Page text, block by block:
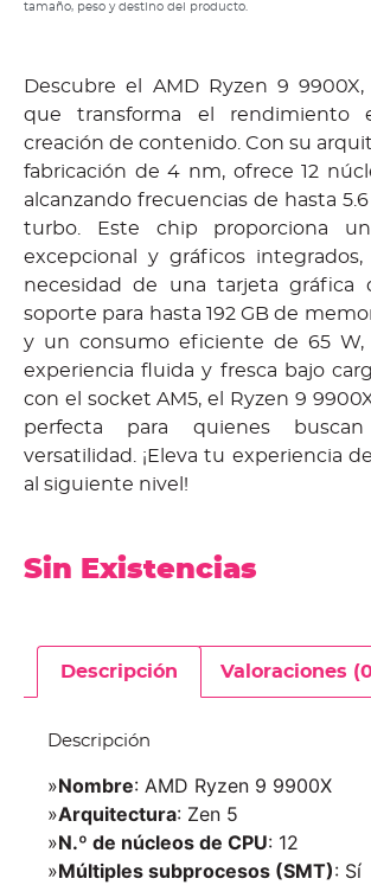
tamaño, peso y destino del producto.
Descubre el AMD Ryzen 9
que transforma el rendimiento
creación de contenido. Con su
fabricación de 4 nm, ofrece 12
alcanzando frecuencias de hasta
turbo. Este chip proporciona
excepcional y gráficos
necesidad de una tarjeta gráfica
soporte para hasta 192 GB de
y un consumo eficiente de 65 W,
experiencia fluida y fresca bajo
con el socket AM5, el Ryzen 9
perfecta para quienes
versatilidad. ¡Eleva tu experiencia
al siguiente nivel!
Sin Existencias
Descripción Valoraciones
Descripción
»Nombre: AMD Ryzen 9 9900X
»Arquitectura: Zen 5
»N.º de núcleos de CPU: 12
»Múltiples subprocesos (SMT): Sí